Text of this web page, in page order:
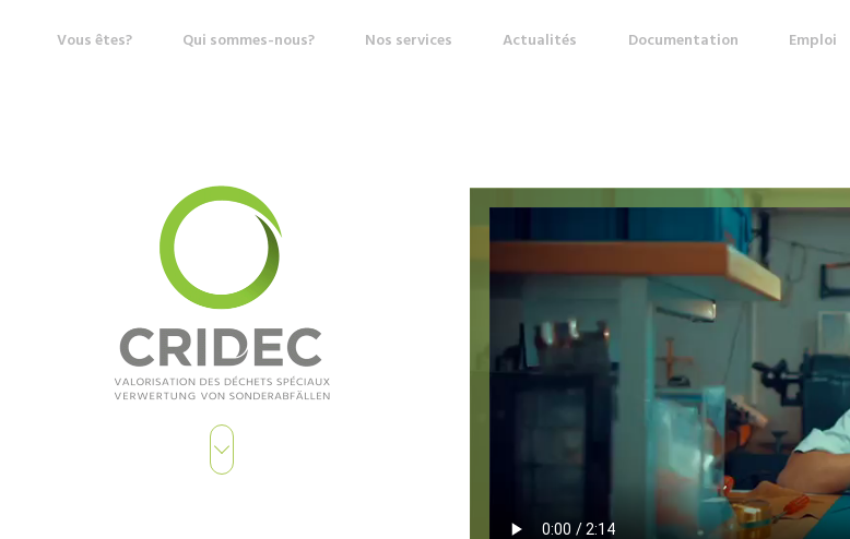
Vous êtes? Qui sommes-nous? Nos services Actualités Documentation Emploi